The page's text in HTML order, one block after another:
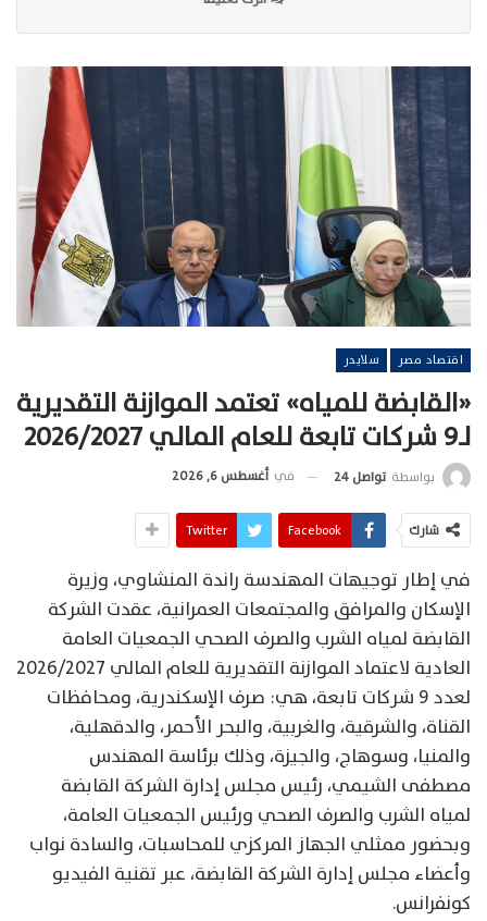
اقتصاد مصر سلايدر
«القابضة للمياه» تعتمد الموازنة التقديرية
لـ9 شركات تابعة للعام المالي 2026/2027
بواسطة تواصل 24 في أغسطس 6, 2026
شارك Facebook
Twitter
في إطار توجيهات المهندسة راندة المنشاوي، وزيرة
الإسكان والمرافق والمجتمعات العمرانية، عقدت الشركة
القابضة لمياه الشرب والصرف الصحي الجمعيات العامة
العادية لاعتماد الموازنة التقديرية للعام المالي 2026/2027
لعدد 9 شركات تابعة، هي: صرف الإسكندرية، ومحافظات
القناة، والشرقية، والغربية، والبحر الأحمر، والدقهلية،
والمنيا، وسوهاج، والجيزة، وذلك برئاسة المهندس
مصطفى الشيمي، رئيس مجلس إدارة الشركة القابضة
لمياه الشرب والصرف الصحي ورئيس الجمعيات العامة،
وبحضور ممثلي الجهاز المركزي للمحاسبات، والسادة نواب
وأعضاء مجلس إدارة الشركة القابضة، عبر تقنية الفيديو
كونفرانس.